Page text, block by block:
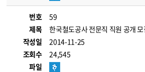
번호
59
제목
한국철도공사 전문직 직원 공개
작성일
2014-11-25
조회수
24,545
파일